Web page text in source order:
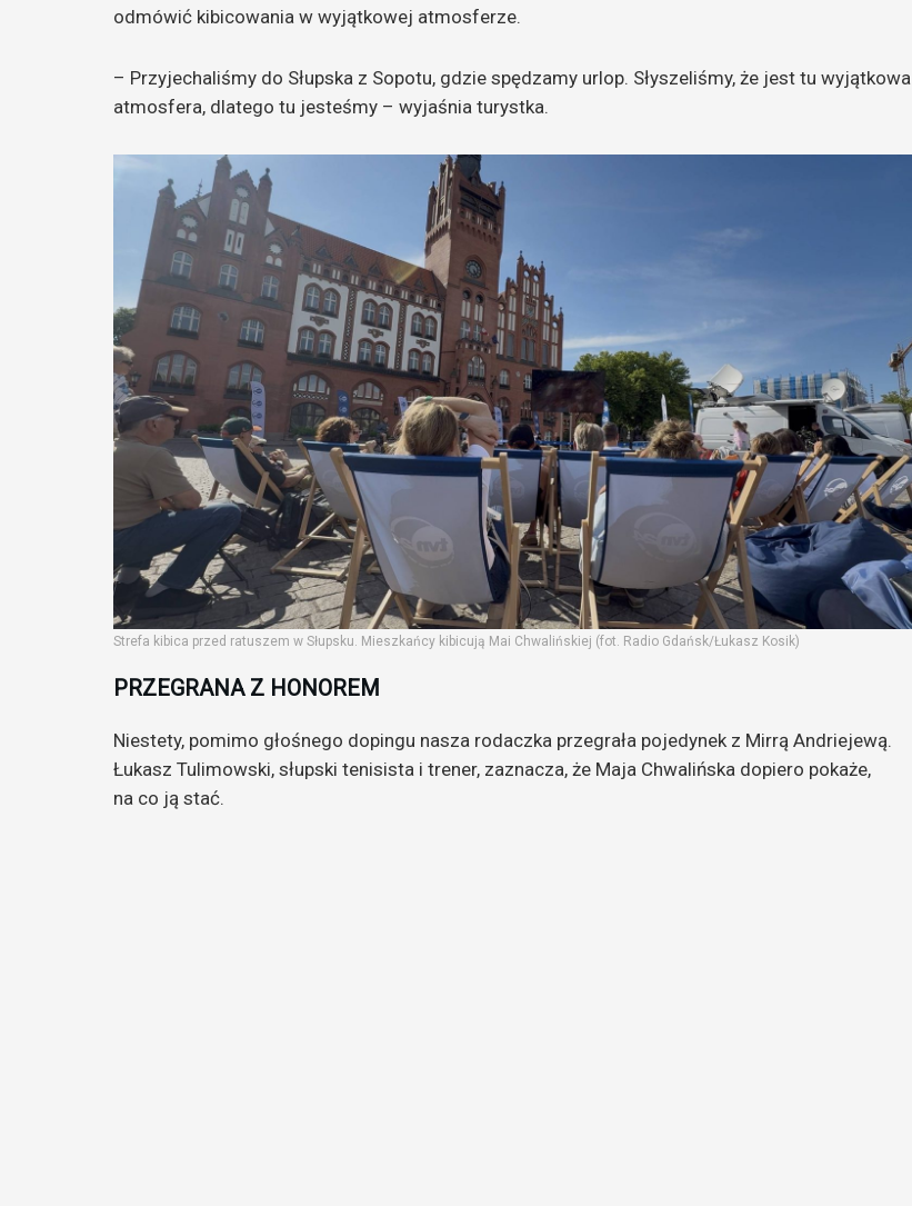
odmówić kibicowania w wyjątkowej atmosferze.
– Przyjechaliśmy do Słupska z Sopotu, gdzie spędzamy urlop. Słyszeliśmy, że jest tu wyjątkowa
atmosfera, dlatego tu jesteśmy – wyjaśnia turystka.
Strefa kibica przed ratuszem w Słupsku. Mieszkańcy kibicują Mai Chwalińskiej (fot. Radio Gdańsk/Łukasz Kosik)
PRZEGRANA Z HONOREM
Niestety, pomimo głośnego dopingu nasza rodaczka przegrała pojedynek z Mirrą Andriejewą.
Łukasz Tulimowski, słupski tenisista i trener, zaznacza, że Maja Chwalińska dopiero pokaże,
na co ją stać.